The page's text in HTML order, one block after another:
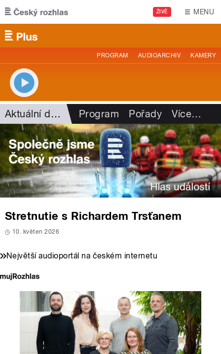
Přejít k hlavnímu obsahu
ŽIVĚ MENU
PROGRAM AUDIOARCHIV KAMERY
Aktuální dění Program Pořady Více…
Stretnutie s Richardem Trsťanem
10. květen 2026
Největší audioportál na českém internetu